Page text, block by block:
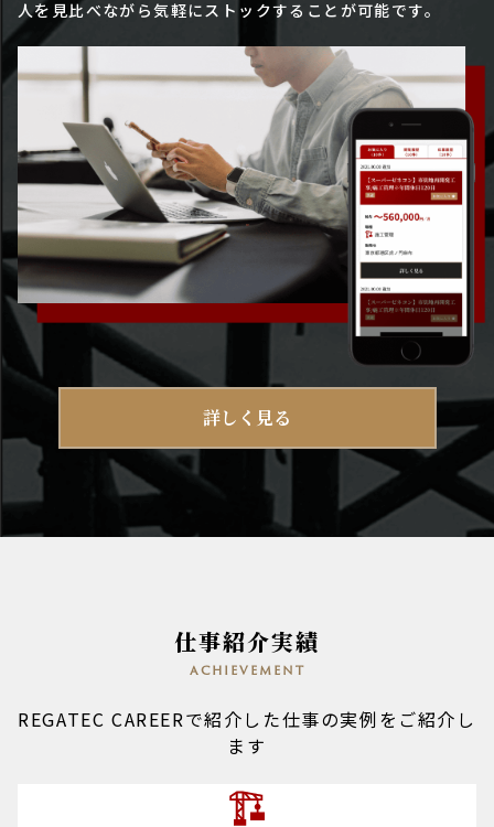
人を見比べながら気軽にストックすることが可能です。
詳しく見る
仕事紹介実績
achievement
REGATEC CAREERで紹介した仕事の実例をご紹介し
ます